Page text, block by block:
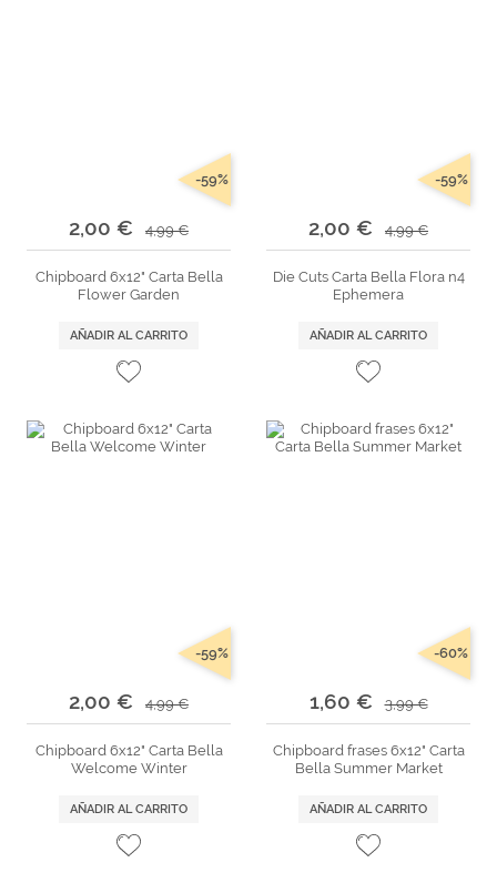
2,00 € 4,99 €
-59%
Chipboard 6x12" Carta Bella
Flower Garden
AÑADIR AL CARRITO
2,00 € 4,99 €
-59%
Die Cuts Carta Bella Flora n4
Ephemera
AÑADIR AL CARRITO
2,00 € 4,99 €
-59%
Chipboard 6x12" Carta Bella
Welcome Winter
AÑADIR AL CARRITO
1,60 € 3,99 €
-60%
Chipboard frases 6x12" Carta
Bella Summer Market
AÑADIR AL CARRITO